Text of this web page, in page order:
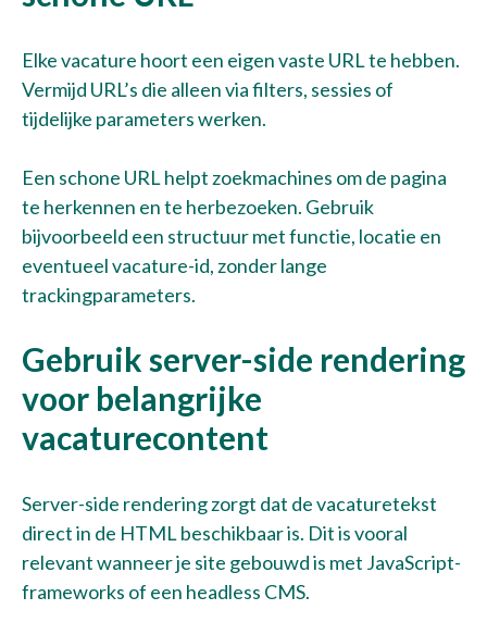
Elke vacature hoort een eigen vaste URL te hebben.
Vermijd URL’s die alleen via filters, sessies of
tijdelijke parameters werken.
Een schone URL helpt zoekmachines om de pagina
te herkennen en te herbezoeken. Gebruik
bijvoorbeeld een structuur met functie, locatie en
eventueel vacature-id, zonder lange
trackingparameters.
Gebruik server-side rendering
voor belangrijke
vacaturecontent
Server-side rendering zorgt dat de vacaturetekst
direct in de HTML beschikbaar is. Dit is vooral
relevant wanneer je site gebouwd is met JavaScript-
frameworks of een headless CMS.